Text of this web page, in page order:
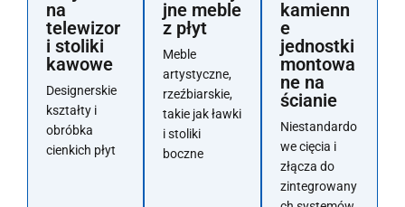
na
telewizor
i stoliki
kawowe
Designerskie
kształty i
obróbka
cienkich płyt
jne meble
z płyt
Meble
artystyczne,
rzeźbiarskie,
takie jak ławki
i stoliki
boczne
kamienn
e
jednostki
montowa
ne na
ścianie
Niestandardo
we cięcia i
złącza do
zintegrowany